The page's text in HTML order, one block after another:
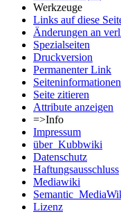
Werkzeuge
Links auf diese
Änderungen an
Spezialseiten
Druckversion
Permanenter Link
Seiten­informationen
Seite zitieren
Attribute anzeigen
=>Info
Impressum
über_Kubbwiki
Datenschutz
Haftungsausschluss
Mediawiki
Lizenz